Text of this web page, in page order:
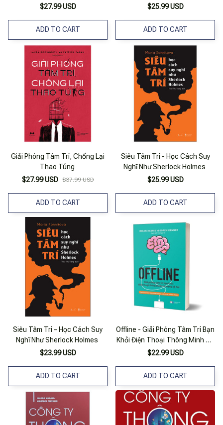
Nhiều (Mc)
$27.99 USD
ADD TO CART
$25.99 USD
ADD TO CART
Giải Phóng Tâm Trí, Chống Lại
Thao Túng
$27.99 USD $37.99 USD
ADD TO CART
Siêu Tâm Trí - Học Cách Suy
Nghĩ Như Sherlock Holmes
$25.99 USD
ADD TO CART
Siêu Tâm Trí – Học Cách Suy
Nghĩ Như Sherlock Holmes
$23.99 USD
ADD TO CART
Offline - Giải Phóng Tâm Trí Bạn
Khỏi Điện Thoại Thông Minh Và
Mạng Xã Hội
$22.99 USD
ADD TO CART